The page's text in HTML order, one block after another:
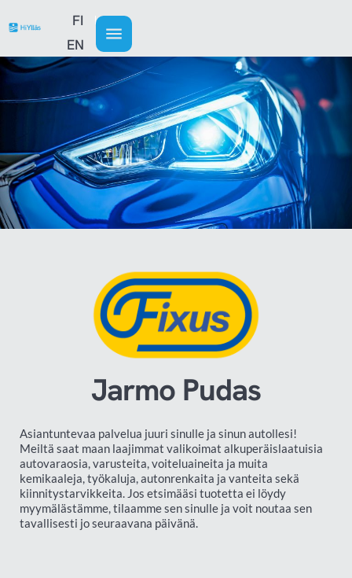
FI
EN
Jarmo Pudas
Asiantuntevaa palvelua juuri sinulle ja sinun autollesi!
Meiltä saat maan laajimmat valikoimat alkuperäislaatuisia
autovaraosia, varusteita, voiteluaineita ja muita
kemikaaleja, työkaluja, autonrenkaita ja vanteita sekä
kiinnitystarvikkeita. Jos etsimääsi tuotetta ei löydy
myymälästämme, tilaamme sen sinulle ja voit noutaa sen
tavallisesti jo seuraavana päivänä.